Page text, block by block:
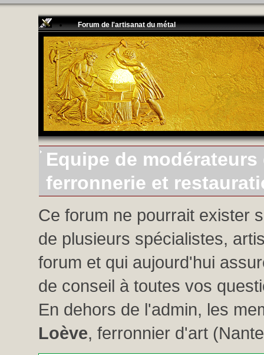
Forum de l'artisanat du métal
Equipe de
ferronnerie et
Ce forum ne pourrait exister
de plusieurs spécialistes,
forum et qui aujourd'hui
de conseil à toutes vos
En dehors de l'admin, les
Loève, ferronnier d'art